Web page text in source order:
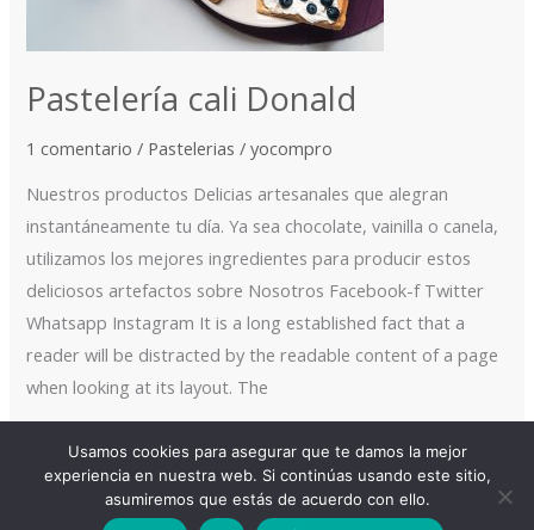
Pastelería cali Donald
1 comentario / Pastelerias /yocompro
Nuestros productos Delicias artesanales que alegran
instantáneamente tu día. Ya sea chocolate, vainilla o canela,
utilizamos los mejores ingredientes para producir estos
deliciosos artefactos sobre Nosotros Facebook-f Twitter
Whatsapp Instagram It is a long established fact that a
reader will be distracted by the readable content of a page
when looking at its layout. The
Read More »
Usamos cookies para asegurar que te damos la mejor
experiencia en nuestra web. Si continúas usando este sitio,
asumiremos que estás de acuerdo con ello.